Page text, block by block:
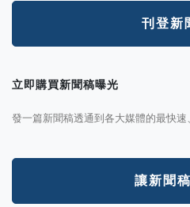
刊登新
立即購買新聞稿曝光
發一篇新聞稿透通到各大媒體的最快速
讓新聞